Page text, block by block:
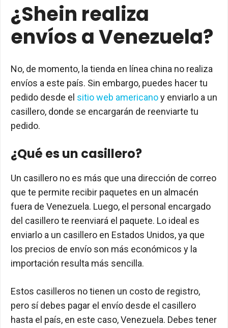
¿Shein realiza
envíos a Venezuela?
No, de momento, la tienda en línea china no realiza
envíos a este país. Sin embargo, puedes hacer tu
pedido desde el sitio web americanoy enviarlo a un
casillero, donde se encargarán de reenviarte tu
pedido.
¿Qué es un casillero?
Un casillero no es más que una dirección de correo
que te permite recibir paquetes en un almacén
fuera de Venezuela. Luego, el personal encargado
del casillero te reenviará el paquete. Lo ideal es
enviarlo a un casillero en Estados Unidos, ya que
los precios de envío son más económicos y la
importación resulta más sencilla.
Estos casilleros no tienen un costo de registro,
pero sí debes pagar el envío desde el casillero
hasta el país, en este caso, Venezuela. Debes tener